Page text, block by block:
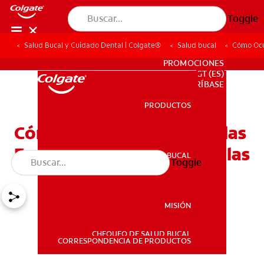
Toggle
SALUD BUCAL
PARA PROFESIONALES
PROMOCIONES
GT (ES)
SUSCRÍBASE
PRODUCTOS
SALUD BUCAL
MISIÓN
CHEQUEO DE SALUD BUCAL
CORRESPONDENCIA DE PRODUCTOS
Toggle
Salud Bucal y Cuidado Dental | Colgate® Salud bucal Cómo
Cómo Ocurren LasAmpollas
En La Boca y Cómo Tratarlas